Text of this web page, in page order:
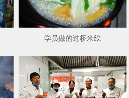
学员做的过桥米线